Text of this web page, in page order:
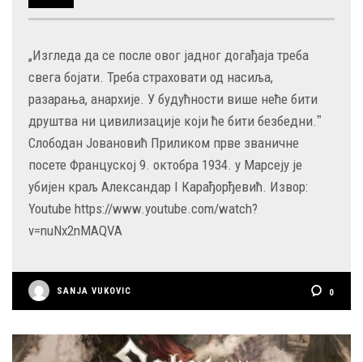
„Изгледа да се после овог јадног догађаја треба
свега бојати. Треба страховати од насиља,
разарања, анархије. У будућности више неће бити
друштва ни цивилизације који ће бити безбедни.ˮ
Слободан Јовановић Приликом прве званичне
посете Француској 9. октобра 1934. у Марсеју је
убијен краљ Александар I Карађорђевић. Извор:
Youtube https://www.youtube.com/watch?
v=nuNx2nMAQVA
SANJA VUKOVIC 0